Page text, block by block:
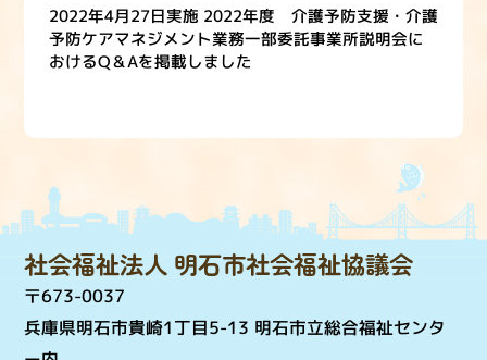
2022年4月27日実施 2022年度 介護予防支援・介護
予防ケアマネジメント業務一部委託事業所説明会に
おけるQ＆Aを掲載しました
社会福祉法人 明石市社会福祉協議会
〒673-0037
兵庫県明石市貴崎1丁目5-13 明石市立総合福祉センタ